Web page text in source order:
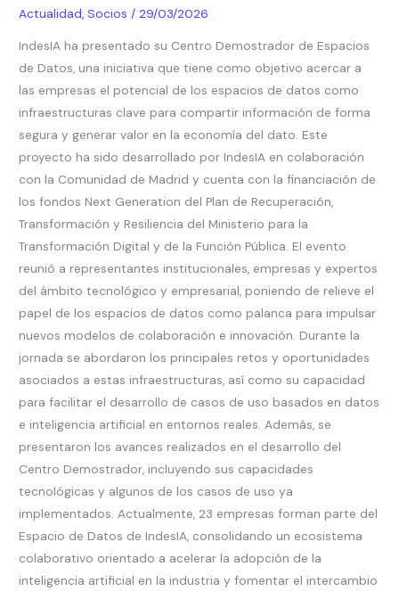
Actualidad, Socios /29/03/2026
IndesIA ha presentado su Centro Demostrador de Espacios
de Datos, una iniciativa que tiene como objetivo acercar a
las empresas el potencial de los espacios de datos como
infraestructuras clave para compartir información de forma
segura y generar valor en la economía del dato. Este
proyecto ha sido desarrollado por IndesIA en colaboración
con la Comunidad de Madrid y cuenta con la financiación de
los fondos Next Generation del Plan de Recuperación,
Transformación y Resiliencia del Ministerio para la
Transformación Digital y de la Función Pública. El evento
reunió a representantes institucionales, empresas y expertos
del ámbito tecnológico y empresarial, poniendo de relieve el
papel de los espacios de datos como palanca para impulsar
nuevos modelos de colaboración e innovación. Durante la
jornada se abordaron los principales retos y oportunidades
asociados a estas infraestructuras, así como su capacidad
para facilitar el desarrollo de casos de uso basados en datos
e inteligencia artificial en entornos reales. Además, se
presentaron los avances realizados en el desarrollo del
Centro Demostrador, incluyendo sus capacidades
tecnológicas y algunos de los casos de uso ya
implementados. Actualmente, 23 empresas forman parte del
Espacio de Datos de IndesIA, consolidando un ecosistema
colaborativo orientado a acelerar la adopción de la
inteligencia artificial en la industria y fomentar el intercambio
ya
adheridas